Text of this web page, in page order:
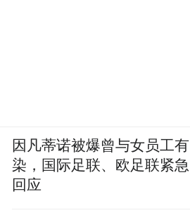
因凡蒂诺被爆曾与女员工有
染，国际足联、欧足联紧急
回应